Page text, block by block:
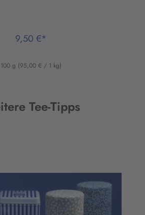
9,50 €*
100 g (95,00 € / 1 kg)
Tee-Tipps